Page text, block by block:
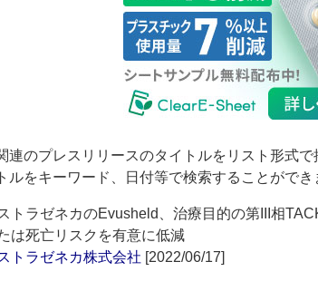
のプレスリリースのタイトルをリスト形式で
ルをキーワード、日付等で検索することがで
トラゼネカのEvusheld、治療目的の第III相
は死亡リスクを有意に低減
トラゼネカ株式会社 [2022/06/17]